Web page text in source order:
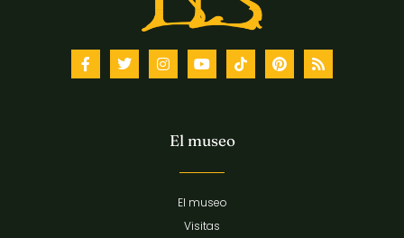
El museo
El museo
Visitas